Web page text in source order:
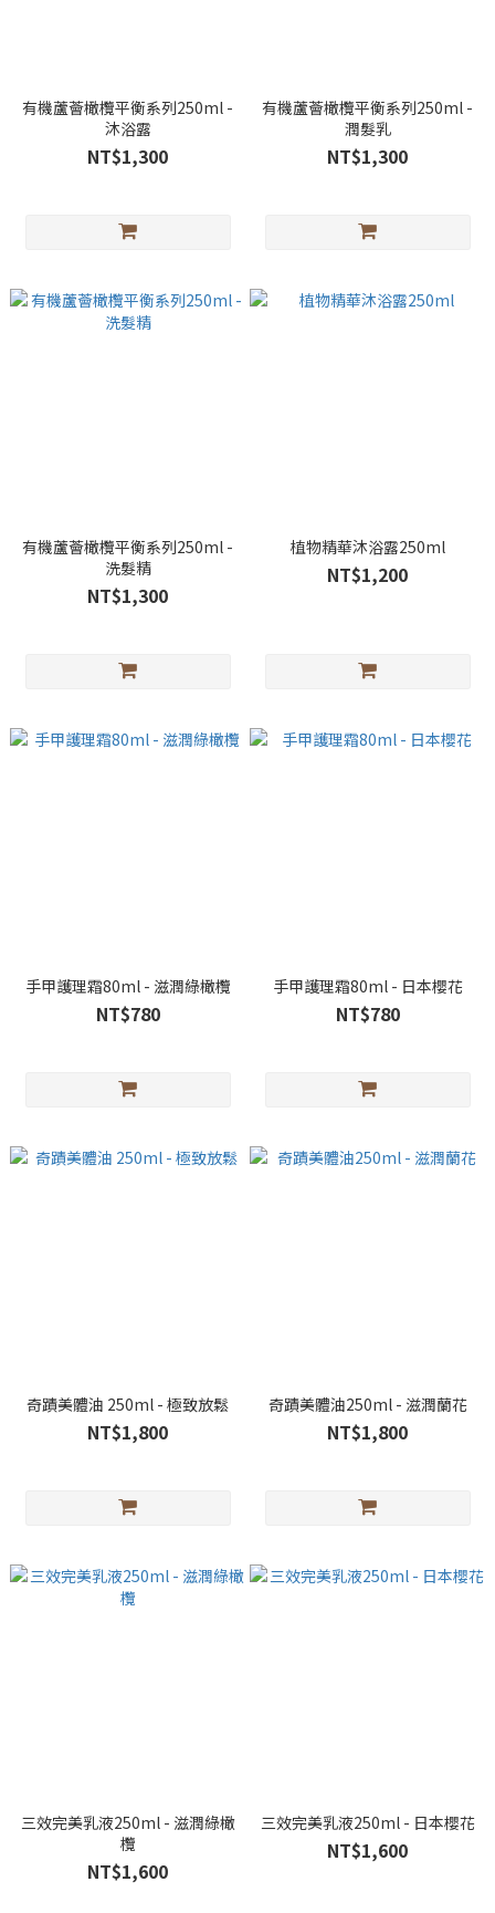
有機蘆薈橄欖平衡系列250ml -
沐浴露
NT$1,300
有機蘆薈橄欖平衡系列250ml -
潤髮乳
NT$1,300
有機蘆薈橄欖平衡系列250ml -
洗髮精
NT$1,300
植物精華沐浴露250ml
NT$1,200
手甲護理霜80ml - 滋潤綠橄欖
NT$780
手甲護理霜80ml - 日本櫻花
NT$780
奇蹟美體油 250ml - 極致放鬆
NT$1,800
奇蹟美體油250ml - 滋潤蘭花
NT$1,800
三效完美乳液250ml - 滋潤綠橄
欖
NT$1,600
三效完美乳液250ml - 日本櫻花
NT$1,600